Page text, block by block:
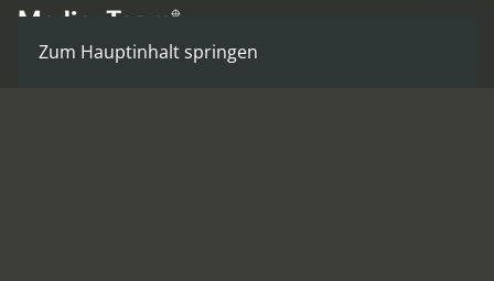
Zum Hauptinhalt springen